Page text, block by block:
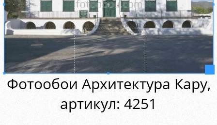
Фотообои Архитектура Кару,
aртикул: 4251